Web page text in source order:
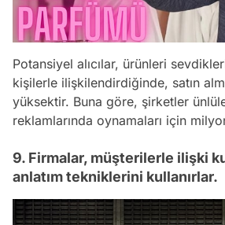
Potansiyel alıcılar, ürünleri
kişilerle ilişkilendirdiğinde, satın
yüksektir. Buna göre, şirketler
reklamlarında oynamaları için
9. Firmalar, müşterilerle ilişki
anlatım tekniklerini kullanırlar.